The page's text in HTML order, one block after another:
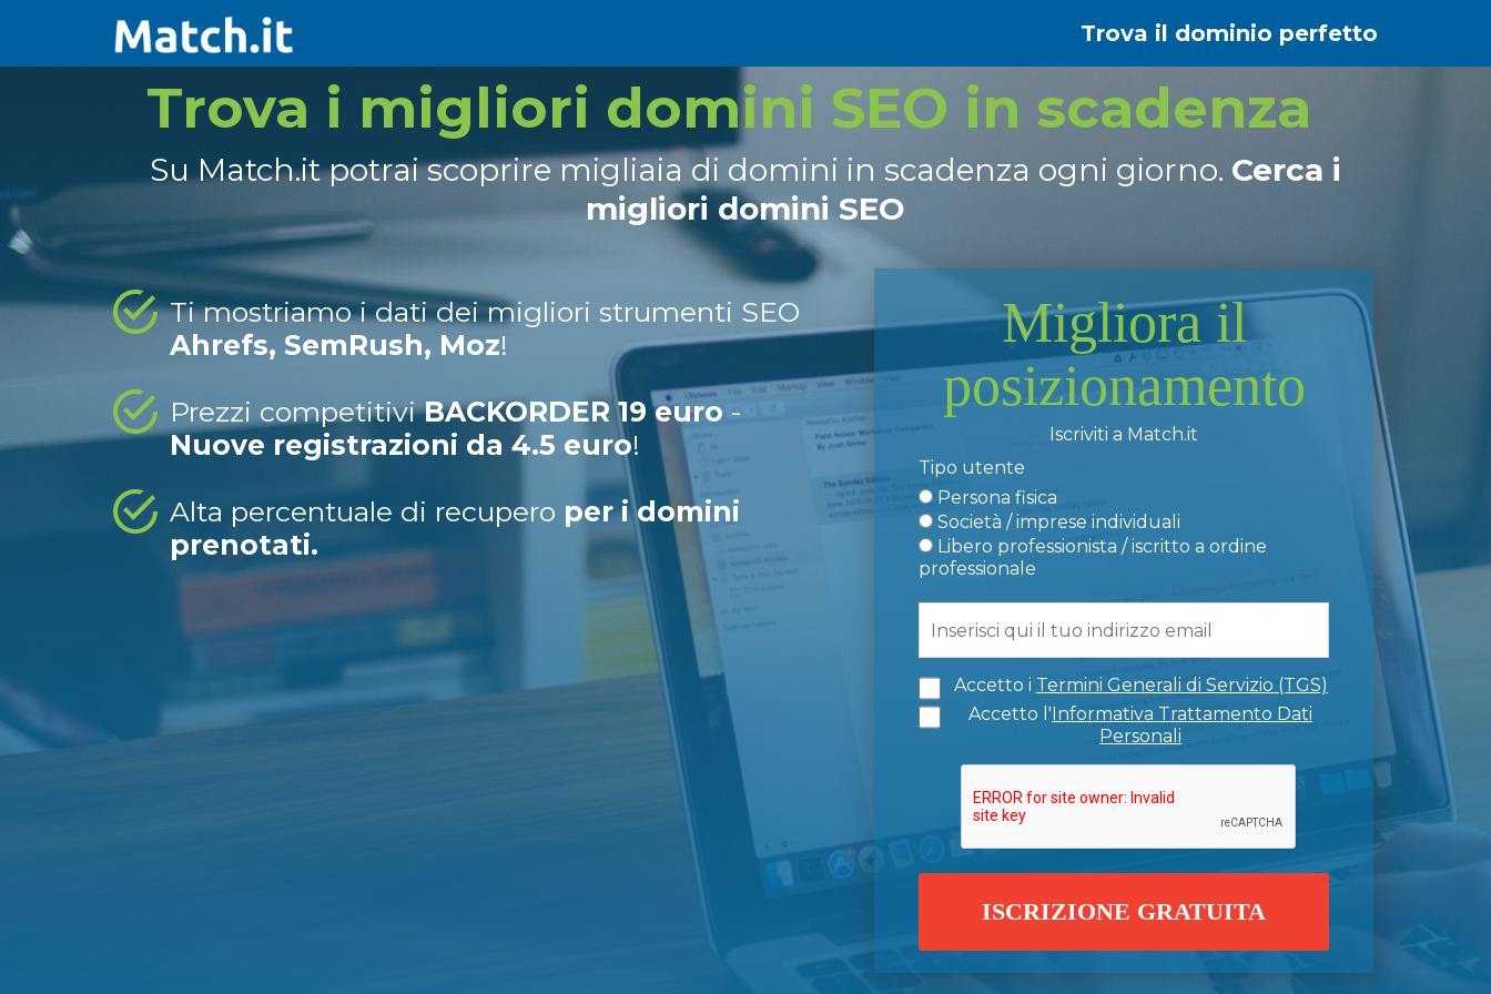
Trova il dominio perfetto
Trova i migliori domini SEO in scadenza
Su Match.it potrai scoprire migliaia di domini in scadenza ogni giorno. Cerca i
migliori domini SEO
Ti mostriamo i dati dei migliori strumenti SEO
Ahrefs, SemRush, Moz!
Prezzi competitiviBACKORDER 19 euro -
Nuove registrazioni da 4.5 euro!
Alta percentuale di recupero per i domini
prenotati.
Migliora il
posizionamento
Iscriviti a Match.it
Tipo utente
Persona fisica
Società / imprese individuali
Libero professionista / iscritto a ordine
professionale
Accetto i Termini Generali di Servizio (TGS)
Accetto l'Informativa Trattamento Dati
Personali